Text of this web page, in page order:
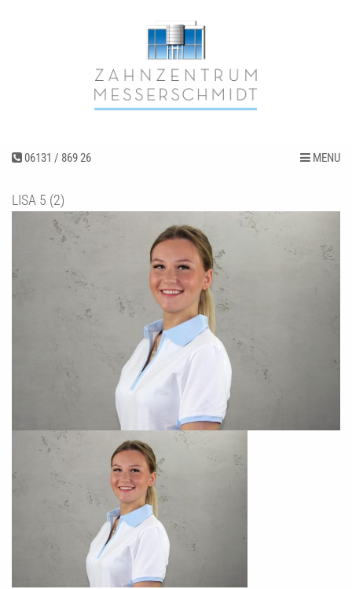
06131 / 869 26 MENU
LISA 5 (2)